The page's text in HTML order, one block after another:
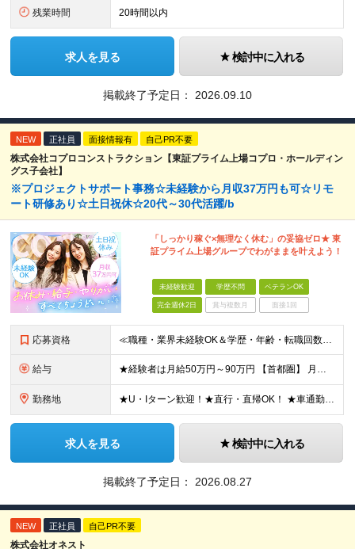
残業時間 20時間以内
求人を見る 検討中に入れる
掲載終了予定日： 2026.09.10
NEW 正社員 面接情報有 自己PR不要
株式会社コプロコンストラクション【東証プライム上場コプロ・ホールディン
グス子会社】
※プロジェクトサポート事務☆未経験から月収37万円も可☆リモ
ート研修あり☆土日祝休☆20代～30代活躍/b
「しっかり稼ぐ×無理なく休む」の妥協ゼロ★ 東
証プライム上場グループでわがままを叶えよう！
未経験歓迎 学歴不問 ベテランOK
完全週休2日 賞与複数月 面接1回
応募資格 ≪職種・業界未経験OK＆学歴・年齢・転職回数不問≫ ◆第二新卒歓迎 ◆社会人経験不問 ◆資格不問 ※新卒の方もご応募可能！ （待遇・募集要項等は別途ご案内いたします） ※入社時期は柔軟に対応します！半
給与 ★経験者は月給50万円～90万円 【首都圏】 月給30万1230円〜 ⇒基本22万7000円+地域6万4230円+皆勤1万円 【群馬/栃木/茨城】 月給28万1090円〜 ⇒基本23万4000円+
勤務地 ★U・Iターン歓迎！★直行・直帰OK！ ★車通勤可能のエリアもあり！★出張なしの働き方も可能 全国47都道府県の各プロジェクト（転勤なし！勤務地に対する希望も実現可能！） 「自宅から1時間以内で通え
求人を見る 検討中に入れる
掲載終了予定日： 2026.08.27
NEW 正社員 自己PR不要
株式会社オネスト